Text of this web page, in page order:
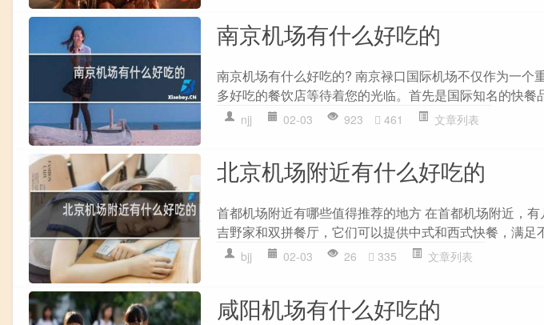
南京机场有什么好吃的
南京机场有什么好吃的? 南京禄口国际机场不仅作为一个
多好吃的餐饮店等待着您的光临。首先是国际知名的快餐
njj 02-03 923 461 文章列表
北京机场附近有什么好吃的
首都机场附近有哪些值得推荐的地方 在首都机场附近，
吉野家和双拼餐厅，它们可以提供中式和西式快餐，满足
bjj 02-03 26 335 文章列表
咸阳机场有什么好吃的